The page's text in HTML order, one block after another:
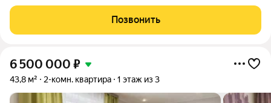
раздельными непроходными комнатами, что обеспечивает
комфортное проживание. Окна выходят на
Позвонить
6 500 000 ₽
43,8 м² 2-комн. квартира 1 этаж из 3